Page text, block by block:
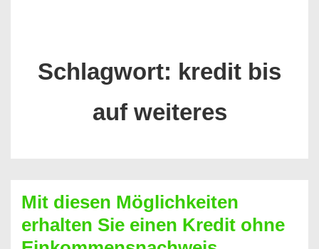
Schlagwort: kredit bis
auf weiteres
Mit diesen Möglichkeiten
erhalten Sie einen Kredit ohne